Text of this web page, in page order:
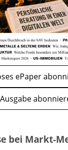
ePaper
bei Markt-